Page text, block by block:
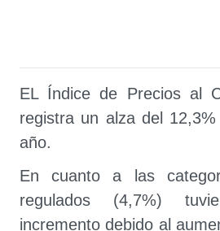
EL Índice de Precios al
registra un alza del
año.
En cuanto a las
regulados (4,7%)
incremento debido al